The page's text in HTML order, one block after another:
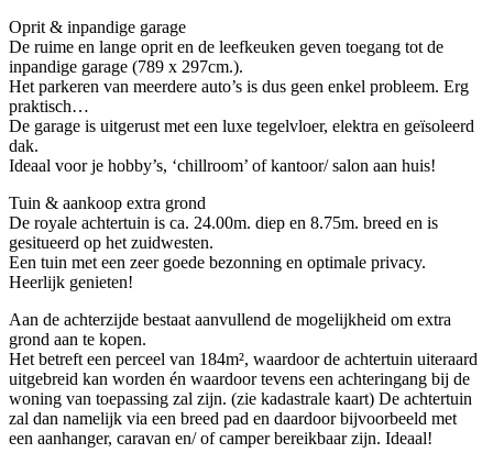
Oprit & inpandige garage
De ruime en lange oprit en de leefkeuken geven toegang tot de
inpandige garage (789 x 297cm.).
Het parkeren van meerdere auto’s is dus geen enkel probleem. Erg
praktisch…
De garage is uitgerust met een luxe tegelvloer, elektra en geïsoleerd
dak.
Ideaal voor je hobby’s, ‘chillroom’ of kantoor/ salon aan huis!
Tuin & aankoop extra grond
De royale achtertuin is ca. 24.00m. diep en 8.75m. breed en is
gesitueerd op het zuidwesten.
Een tuin met een zeer goede bezonning en optimale privacy.
Heerlijk genieten!
Aan de achterzijde bestaat aanvullend de mogelijkheid om extra
grond aan te kopen.
Het betreft een perceel van 184m², waardoor de achtertuin uiteraard
uitgebreid kan worden én waardoor tevens een achteringang bij de
woning van toepassing zal zijn. (zie kadastrale kaart) De achtertuin
zal dan namelijk via een breed pad en daardoor bijvoorbeeld met
een aanhanger, caravan en/ of camper bereikbaar zijn. Ideaal!